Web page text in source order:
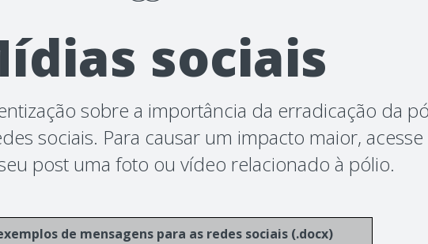
sociais
sobre a importância da erradicação da
sociais. Para causar um impacto maior, acesse
post uma foto ou vídeo relacionado à pólio.
de mensagens para as redes sociais (.docx)